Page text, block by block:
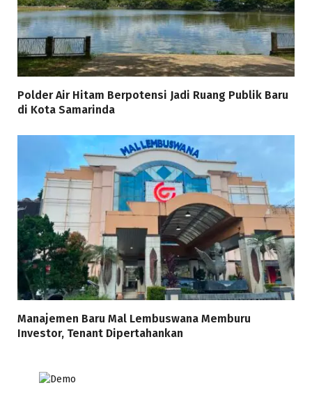
Polder Air Hitam Berpotensi Jadi Ruang Publik Baru
di Kota Samarinda
Manajemen Baru Mal Lembuswana Memburu
Investor, Tenant Dipertahankan